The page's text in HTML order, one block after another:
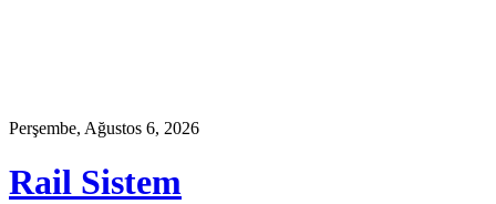
Perşembe, Ağustos 6, 2026
Rail Sistem